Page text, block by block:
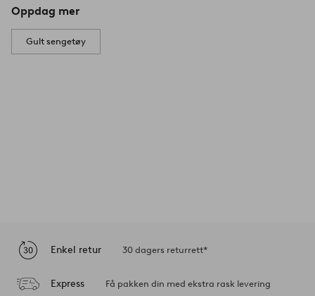
Oppdag mer
Gult sengetøy
Enkel retur 30 dagers returrett*
Express Få pakken din med ekstra rask levering